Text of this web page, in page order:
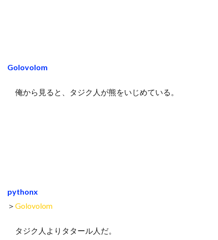
Golovolom
俺から見ると、タジク人が熊をいじめている。
pythonx
＞ Golovolom
タジク人よりタタール人だ。